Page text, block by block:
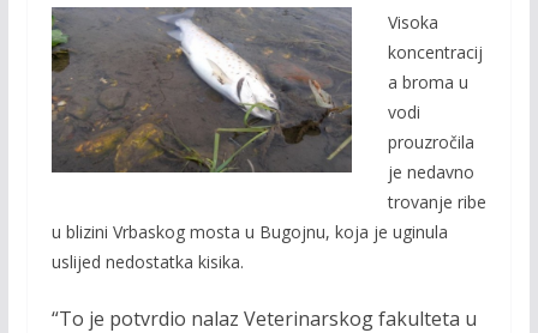
e
b
o
o
itt
er
ai
l
p
y
Li
n
Visoka
koncentracij
a broma u
vodi
prouzročila
je nedavno
trovanje ribe
u blizini Vrbaskog mosta u Bugojnu, koja je uginula
uslijed nedostatka kisika.
“To je potvrdio nalaz Veterinarskog fakulteta u